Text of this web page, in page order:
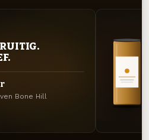
Bone Hill